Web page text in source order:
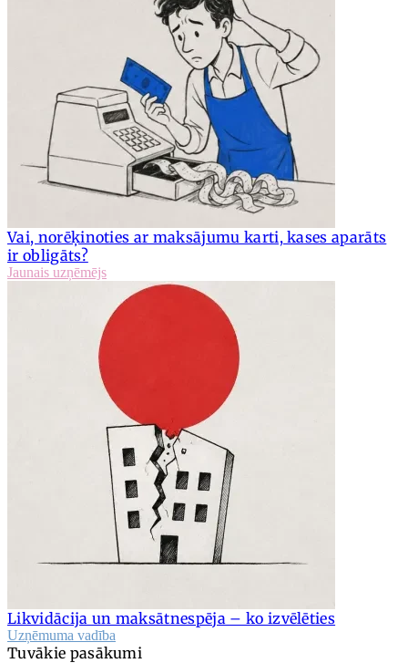
Vai, norēķinoties ar maksājumu karti, kases aparāts
ir obligāts?
Jaunais uzņēmējs
Likvidācija un maksātnespēja – ko izvēlēties
Uzņēmuma vadība
Tuvākie pasākumi